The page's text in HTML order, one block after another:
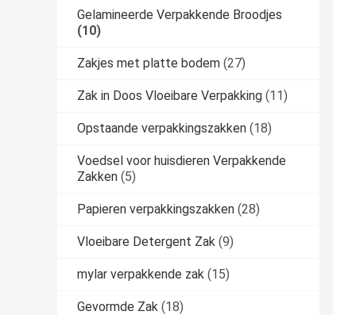
Gelamineerde Verpakkende Broodjes
(10)
Zakjes met platte bodem (27)
Zak in Doos Vloeibare Verpakking (11)
Opstaande verpakkingszakken (18)
Voedsel voor huisdieren Verpakkende
Zakken (5)
Papieren verpakkingszakken (28)
Vloeibare Detergent Zak (9)
mylar verpakkende zak (15)
Gevormde Zak (18)